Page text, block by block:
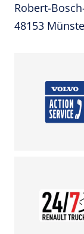
Robert-
48153